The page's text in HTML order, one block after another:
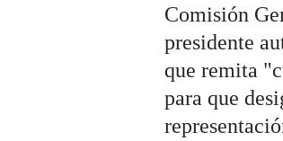
Comisión
presidente
que remita
para que